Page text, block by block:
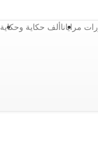
ألف حكاية وحكايةمرايانا